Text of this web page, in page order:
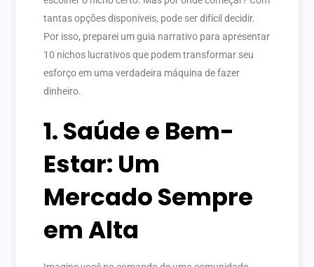
tantas opções disponíveis, pode ser difícil decidir.
Por isso, preparei um guia narrativo para apresentar
10 nichos lucrativos que podem transformar seu
esforço em uma verdadeira máquina de fazer
dinheiro.
1. Saúde e Bem-
Estar: Um
Mercado Sempre
em Alta